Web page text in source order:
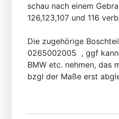
schau nach einem
126,123,107 und 116
Die zugehörige
0265002005 , ggf kann
BMW etc. nehmen, das
bzgl der Maße erst